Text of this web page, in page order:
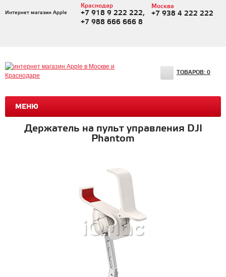
Интернет магазин Apple
Краснодар
+7 918 9 222 222,
+7 988 666 666 8
Москва
+7 938 4 222 222
МЕНЮ
ТОВАРОВ: 0
Держатель на пульт управления DJI
Phantom